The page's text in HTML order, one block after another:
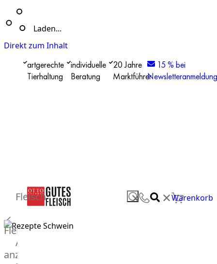
Laden...
Direkt zum Inhalt
artgerechte
Tierhaltung
individuelle
Beratung
20 Jahre
Marktführer
15 % bei
Newsletteranmeldung
✕ ✕Warenkorb
Fleisch
Fleisch
Alle
anzeigen